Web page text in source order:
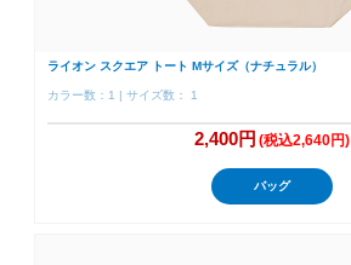
ライオン スクエア トート Mサイズ（ナチュラル）
カラー数：1 | サイズ数： 1
2,400円 (税込2,640円)
バッグ